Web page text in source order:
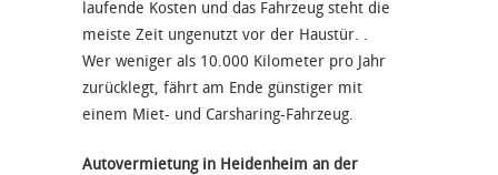
laufende Kosten und das Fahrzeug steht die
meiste Zeit ungenutzt vor der Haustür. .
Wer weniger als 10.000 Kilometer pro Jahr
zurücklegt, fährt am Ende günstiger mit
einem Miet- und Carsharing-Fahrzeug.
Autovermietung in Heidenheim an der